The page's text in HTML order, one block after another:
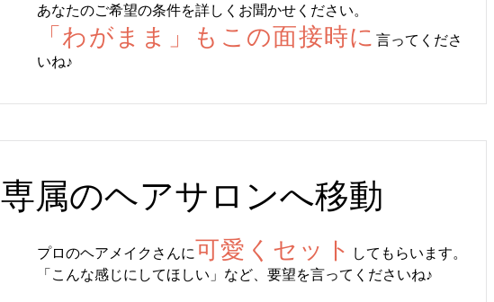
あなたのご希望の条件を詳しくお聞かせください。
「わがまま」もこの面接時に 言ってくださ
いね♪
専属のヘアサロンへ移動
プロのヘアメイクさんに可愛くセット
してもらいます。
「こんな感じにしてほしい」など、要望を言ってくださいね♪